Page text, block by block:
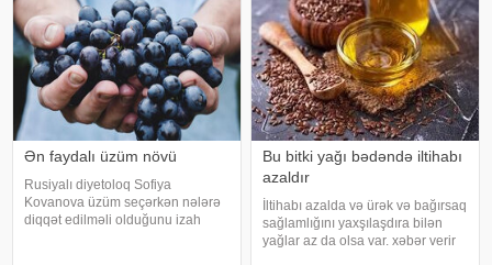
Ən faydalı üzüm növü
Rusiyalı diyetoloq Sofiya
Kovanova üzüm seçərkən nələrə
diqqət edilməli olduğunu izah
Bu bitki yağı bədəndə iltihabı
azaldır
İltihabı azalda və ürək və bağırsaq
sağlamlığını yaxşılaşdıra bilən
yağlar az da olsa var. xəbər verir